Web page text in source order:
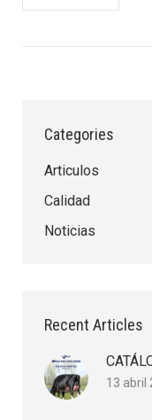
Categories
Articulos
Calidad
Noticias
Recent Articles
13 abril